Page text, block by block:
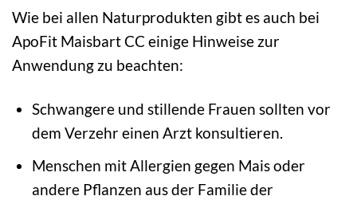
Wie bei allen Naturprodukten gibt es auch bei
ApoFit Maisbart CC einige Hinweise zur
Anwendung zu beachten:
Schwangere und stillende Frauen sollten vor
dem Verzehr einen Arzt konsultieren.
Menschen mit Allergien gegen Mais oder
andere Pflanzen aus der Familie der